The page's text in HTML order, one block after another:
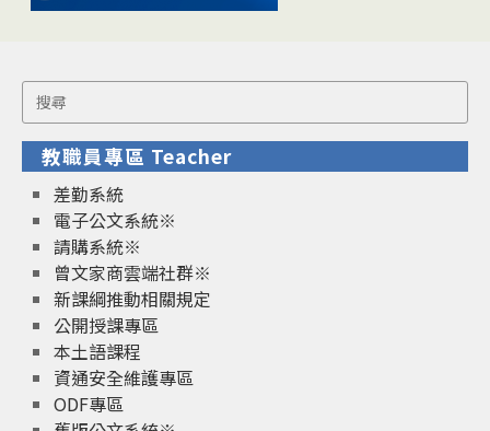
Search
for:
教職員專區 Teacher
差勤系統
電子公文系統※
請購系統※
曾文家商雲端社群※
新課綱推動相關規定
公開授課專區
本土語課程
資通安全維護專區
ODF專區